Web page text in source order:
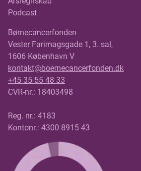
Podcast
Børnecancerfonden
Vester Farimagsgade 1, 3. sal,
1606 København V
kontakt@boernecancerfonden.dk
+45 35 55 48 33
CVR-nr.: 18403498
Reg. nr.: 4183
Kontonr.: 4300 8915 43